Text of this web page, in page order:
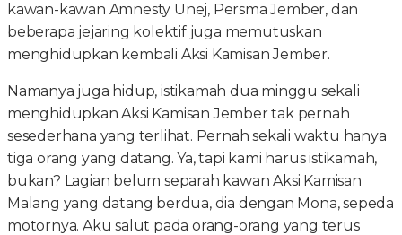
kawan-kawan Amnesty Unej, Persma Jember, dan
beberapa jejaring kolektif juga memutuskan
menghidupkan kembali Aksi Kamisan Jember.
Namanya juga hidup, istikamah dua minggu sekali
menghidupkan Aksi Kamisan Jember tak pernah
sesederhana yang terlihat. Pernah sekali waktu hanya
tiga orang yang datang. Ya, tapi kami harus istikamah,
bukan? Lagian belum separah kawan Aksi Kamisan
Malang yang datang berdua, dia dengan Mona, sepeda
motornya. Aku salut pada orang-orang yang terus